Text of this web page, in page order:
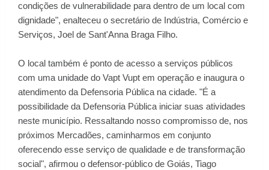
condições de vulnerabilidade para dentro de um local com
dignidade", enalteceu o secretário de Indústria, Comércio e
Serviços, Joel de Sant'Anna Braga Filho.
O local também é ponto de acesso a serviços públicos
com uma unidade do Vapt Vupt em operação e inaugura o
atendimento da Defensoria Pública na cidade. "É a
possibilidade da Defensoria Pública iniciar suas atividades
neste município. Ressaltando nosso compromisso de, nos
próximos Mercadões, caminharmos em conjunto
oferecendo esse serviço de qualidade e de transformação
social", afirmou o defensor-público de Goiás, Tiago